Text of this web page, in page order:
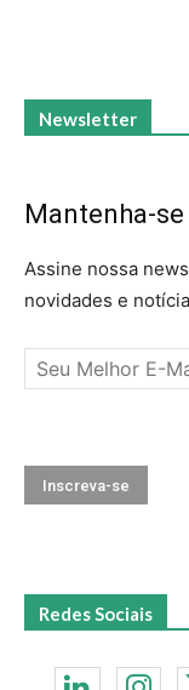
Newsletter
Mantenha-
Assine nossa
novidades e
Redes Sociais